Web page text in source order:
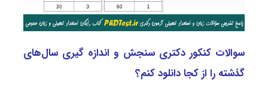
سوالات کنکور دکتری سنجش و اندازه گیری سال‌های
گذشته را از کجا دانلود کنم؟